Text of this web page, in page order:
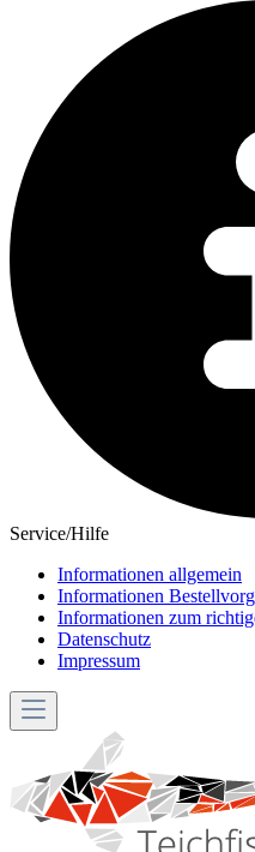
Service/Hilfe
Informationen allgemein
Informationen
Informationen zum
Datenschutz
Impressum